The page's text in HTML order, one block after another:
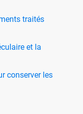
traités
et la
conserver les